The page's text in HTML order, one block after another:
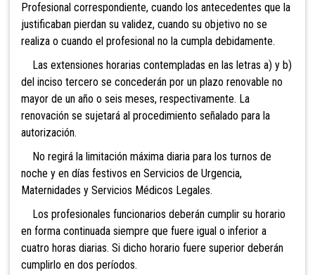
Profesional correspondiente, cuando los antecedentes que la
justificaban pierdan su validez, cuando su objetivo no se
realiza o cuando el profesional no la cumpla debidamente.
Las extensiones horarias contempladas en las letras a) y b)
del inciso tercero se concederán por un plazo renovable no
mayor de un año o seis meses, respectivamente. La
renovación se sujetará al procedimiento señalado para la
autorización.
No regirá la limitación máxima diaria para los turnos de
noche y en días festivos en Servicios de Urgencia,
Maternidades y Servicios Médicos Legales.
Los profesionales funcionarios deberán cumplir su horario
en forma continuada siempre que fuere igual o inferior a
cuatro horas diarias. Si dicho horario fuere superior deberán
cumplirlo en dos períodos.